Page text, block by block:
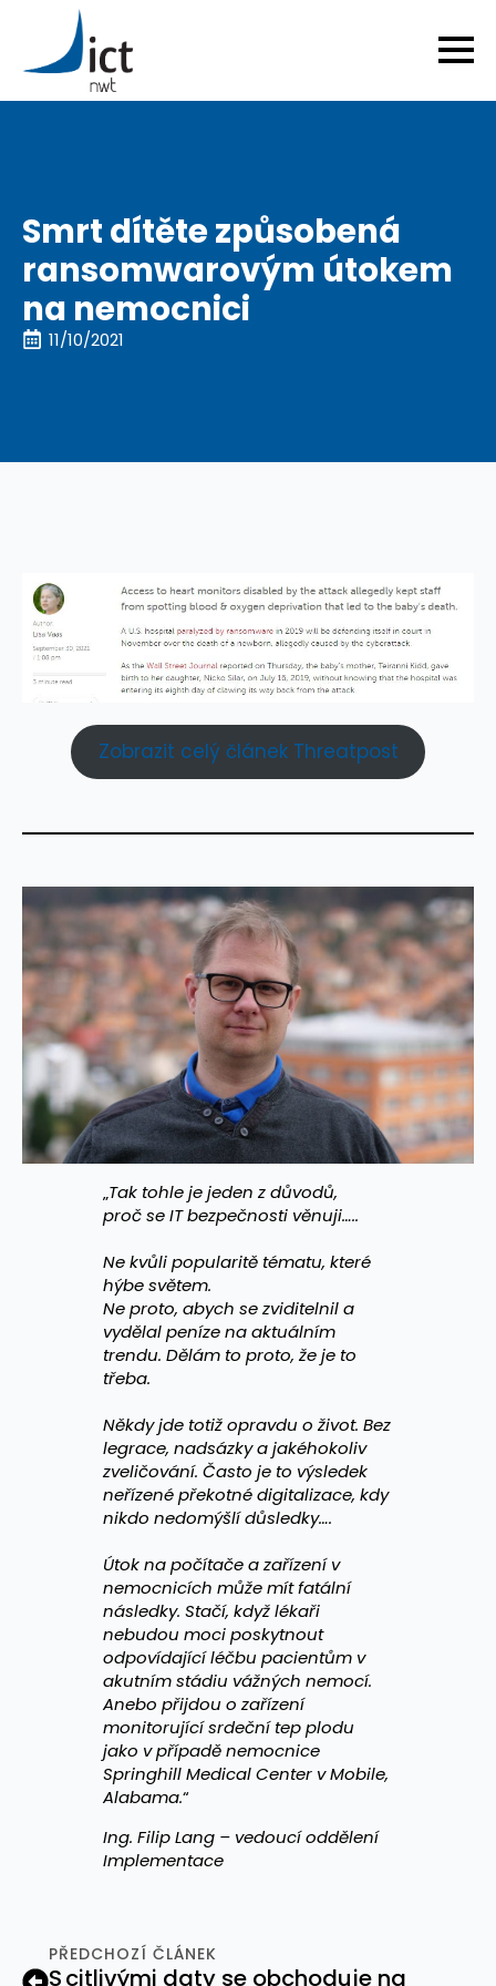
Smrt dítěte způsobená
ransomwarovým útokem
na nemocnici
11/10/2021
Zobrazit celý článek Threatpost
„Tak tohle je jeden z důvodů,
proč se IT bezpečnosti věnuji…..
Ne kvůli popularitě tématu, které
hýbe světem.
Ne proto, abych se zviditelnil a
vydělal peníze na aktuálním
trendu. Dělám to proto, že je to
třeba.
Někdy jde totiž opravdu o život. Bez
legrace, nadsázky a jakéhokoliv
zveličování. Často je to výsledek
neřízené překotné digitalizace, kdy
nikdo nedomýšlí důsledky….
Útok na počítače a zařízení v
nemocnicích může mít fatální
následky. Stačí, když lékaři
nebudou moci poskytnout
odpovídající léčbu pacientům v
akutním stádiu vážných nemocí.
Anebo přijdou o zařízení
monitorující srdeční tep plodu
jako v případě nemocnice
Springhill Medical Center v Mobile,
Alabama.“
Ing. Filip Lang – vedoucí oddělení
Implementace
PŘEDCHOZÍ ČLÁNEK
S citlivými daty se obchoduje na